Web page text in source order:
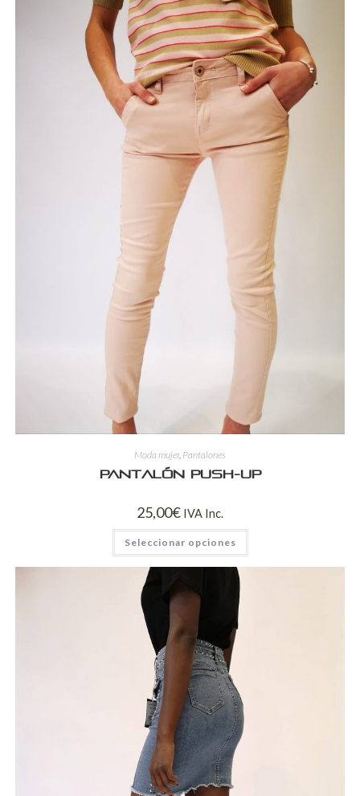
Moda mujer, Pantalones
Pantalón push-up
25,00€ IVA Inc.
Seleccionar opciones